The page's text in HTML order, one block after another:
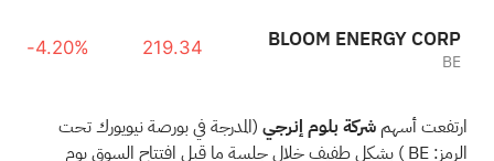
BLOOM ENERGY CORP
BE
219.34
-4.20%
ارتفعت أسهم شركة بلوم إنرجي (المدرجة في بورصة نيويورك تحت
الرمز: BE ) بشكل طفيف خلال جلسة ما قبل افتتاح السوق يوم